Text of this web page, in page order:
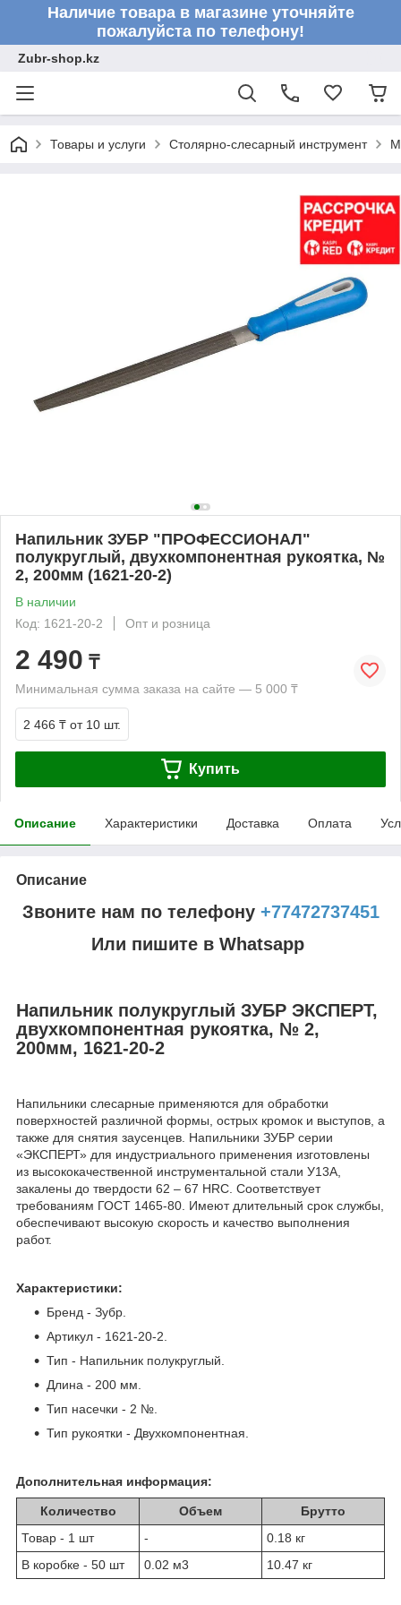
Наличие товара в магазине уточняйте
пожалуйста по телефону!
Zubr-shop.kz
Товары и услуги Столярно-слесарный инструмент
Напильник ЗУБР "ПРОФЕССИОНАЛ"
полукруглый, двухкомпонентная рукоятка, №
2, 200мм (1621-20-2)
В наличии
Код: 1621-20-2
Опт и розница
2 490 ₸
Минимальная сумма заказа на сайте — 5 000 ₸
2 466 ₸ от 10 шт.
Купить
Описание Характеристики Доставка Оплата
Описание
Звоните нам по телефону +77472737451
Или пишите в Whatsapp
Напильник полукруглый ЗУБР ЭКСПЕРТ,
двухкомпонентная рукоятка, № 2,
200мм, 1621-20-2
Напильники слесарные применяются для обработки
поверхностей различной формы, острых кромок и выступов, а
также для снятия заусенцев. Напильники ЗУБР серии
«ЭКСПЕРТ» для индустриального применения изготовлены
из высококачественной инструментальной стали У13А,
закалены до твердости 62 – 67 HRC. Соответствует
требованиям ГОСТ 1465-80. Имеют длительный срок службы,
обеспечивают высокую скорость и качество выполнения
работ.
Характеристики:
Бренд - Зубр.
Артикул - 1621-20-2.
Тип - Напильник полукруглый.
Длина - 200 мм.
Тип насечки - 2 №.
Тип рукоятки - Двухкомпонентная.
Дополнительная информация:
Количество Объем
Брутто
Товар - 1 шт
-
0.18 кг
В коробке - 50 шт
0.02 м3 10.47 кг